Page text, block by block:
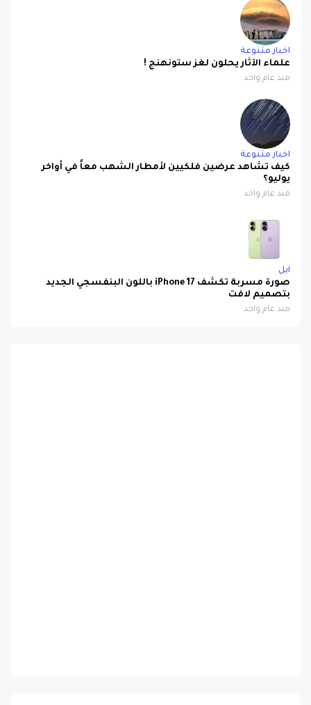
اخبار متنوعة
علماء الآثار يحلون لغز ستونهنج !
منذ عام واحد
اخبار متنوعة
كيف تشاهد عرضين فلكيين لأمطار الشهب معاً في أواخر
يوليو؟
منذ عام واحد
ابل
صورة مسربة تكشف iPhone 17 باللون البنفسجي الجديد
بتصميم لافت
منذ عام واحد